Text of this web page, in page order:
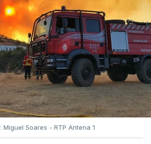
Miguel Soares - RTP Antena 1